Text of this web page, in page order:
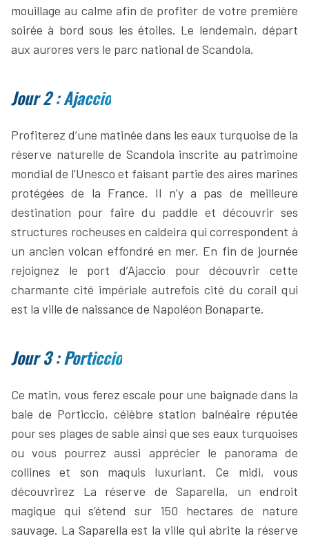
mouillage au calme afin de profiter de votre première
soirée à bord sous les étoiles. Le lendemain, départ
aux aurores vers le parc national de Scandola.
Jour 2 : Ajaccio
Profiterez d’une matinée dans les eaux turquoise de la
réserve naturelle de Scandola inscrite au patrimoine
mondial de l’Unesco et faisant partie des aires marines
protégées de la France. Il n’y a pas de meilleure
destination pour faire du paddle et découvrir ses
structures rocheuses en caldeira qui correspondent à
un ancien volcan effondré en mer. En fin de journée
rejoignez le port d’Ajaccio pour découvrir cette
charmante cité impériale autrefois cité du corail qui
est la ville de naissance de Napoléon Bonaparte.
Jour 3 : Porticcio
Ce matin, vous ferez escale pour une baignade dans la
baie de Porticcio, célèbre station balnéaire réputée
pour ses plages de sable ainsi que ses eaux turquoises
ou vous pourrez aussi apprécier le panorama de
collines et son maquis luxuriant. Ce midi, vous
découvrirez La réserve de Saparella, un endroit
magique qui s’étend sur 150 hectares de nature
sauvage. La Saparella est la ville qui abrite la réserve